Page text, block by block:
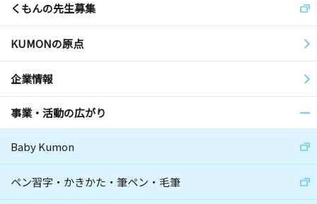
くもんの先生募集
KUMONの原点
企業情報
事業・活動の広がり
Baby Kumon
ペン習字・かきかた・筆ペン・毛筆